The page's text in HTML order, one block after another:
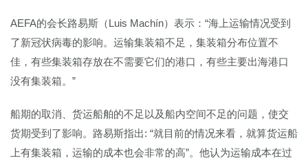
AEFA的会长路易斯（Luis Machín）表示：“海上运输情况受到
了新冠状病毒的影响。运输集装箱不足，集装箱分布位置不
佳，有些集装箱存放在不需要它们的港口，有些主要出海港口
没有集装箱。”
船期的取消、货运船舶的不足以及船内空间不足的问题，使交
货期受到了影响。路易斯指出: “就目前的情况来看，就算货运船
上有集装箱，运输的成本也会非常的高”。他认为运输成本在过